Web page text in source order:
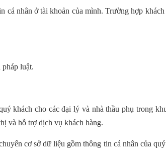
cá nhân ở tài khoản của mình. Trường hợp
luật.
khách cho các đại lý và nhà thầu phụ trong
và hỗ trợ dịch vụ khách hàng.
cơ sở dữ liệu gồm thông tin cá nhân của